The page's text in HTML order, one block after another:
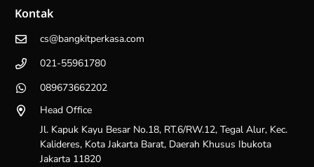
Kontak
cs@bangkitperkasa.com
021-55961780
089673662202
Head Office
Jl. Kapuk Kayu Besar No.18, RT.6/RW.12, Tegal Alur, Kec.
Kalideres, Kota Jakarta Barat, Daerah Khusus Ibukota
Jakarta 11820